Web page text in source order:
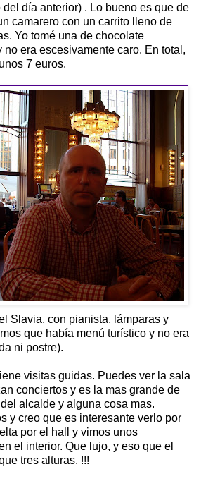
día anterior) . Lo bueno es que de
camarero con un carrito lleno de
Yo tomé una de chocolate
no era escesivamente caro. En total,
7 euros.
Slavia, con pianista, lámparas y
que había menú turístico y no era
ni postre).
visitas guidas. Puedes ver la sala
conciertos y es la mas grande de
alcalde y alguna cosa mas.
y creo que es interesante verlo por
por el hall y vimos unos
el interior. Que lujo, y eso que el
tres alturas. !!!